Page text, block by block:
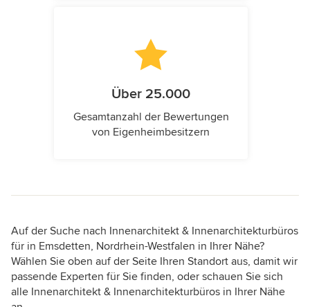
Über 25.000
Gesamtanzahl der Bewertungen
von Eigenheimbesitzern
Auf der Suche nach Innenarchitekt & Innenarchitekturbüros
für in Emsdetten, Nordrhein-Westfalen in Ihrer Nähe?
Wählen Sie oben auf der Seite Ihren Standort aus, damit wir
passende Experten für Sie finden, oder schauen Sie sich
alle Innenarchitekt & Innenarchitekturbüros in Ihrer Nähe